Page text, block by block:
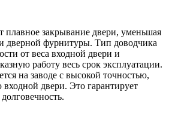
плавное закрывание двери, уменьшая
и дверной фурнитуры. Тип доводчика
от веса входной двери и
работу весь срок эксплуатации.
на заводе с высокой точностью,
двери. Это гарантирует